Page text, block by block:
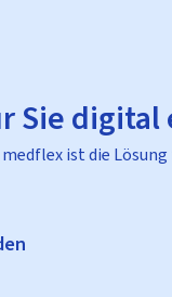
Sie digital
ist die